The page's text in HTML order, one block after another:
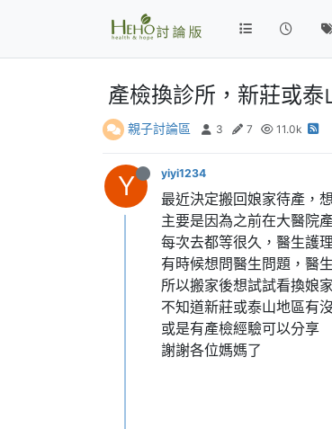
產檢換診所，新莊或泰
親子討論區 3 7 11.0k
Y yiyi1234
最近決定搬回娘家待產，
主要是因為之前在大醫院
每次去都等很久，醫生護
有時候想問醫生問題，醫
所以搬家後想試試看換娘
不知道新莊或泰山地區有
或是有產檢經驗可以分享
謝謝各位媽媽了